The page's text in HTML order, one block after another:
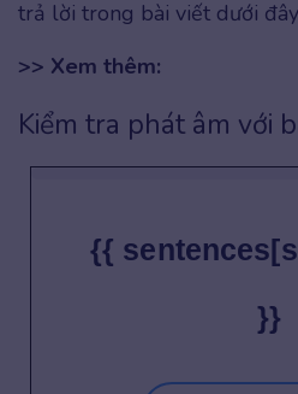
trả lời trong bài viết dưới
>> Xem thêm:
Kiểm tra phát âm với
{{
}}